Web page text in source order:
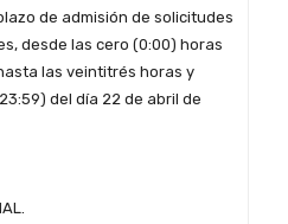
de admisión de solicitudes
desde las cero (0:00) horas
las veintitrés horas y
del día 22 de abril de